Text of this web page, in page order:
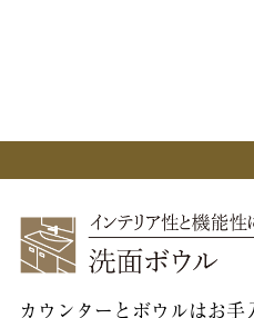
カウンターとボウルはお手